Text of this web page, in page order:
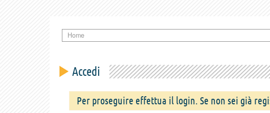
Home
Accedi
Per proseguire effettua il login. Se non sei già